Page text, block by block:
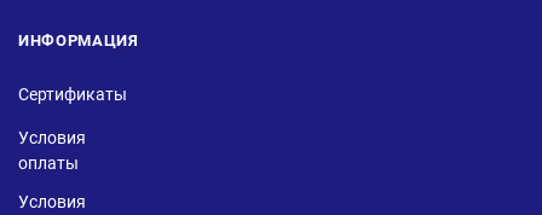
ИНФОРМАЦИЯ
Сертификаты
Условия
оплаты
Условия